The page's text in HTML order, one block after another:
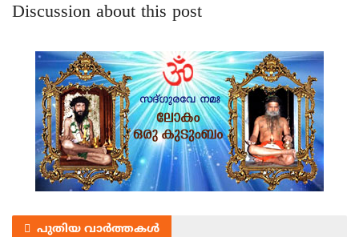
Discussion about this post
പുതിയ വാർത്തകൾ